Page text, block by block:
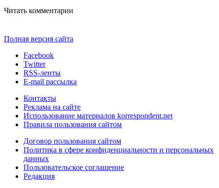
Читать комментарии
Полная версия сайта
Facebook
Twitter
RSS-ленты
E-mail рассылка
Контакты
Реклама на сайте
Использование материалов korrespondent.net
Правила пользования сайтом
Договор пользования сайтом
Политика в сфере конфиденциальности и персональных
данных
Пользовательское соглашение
Редакция